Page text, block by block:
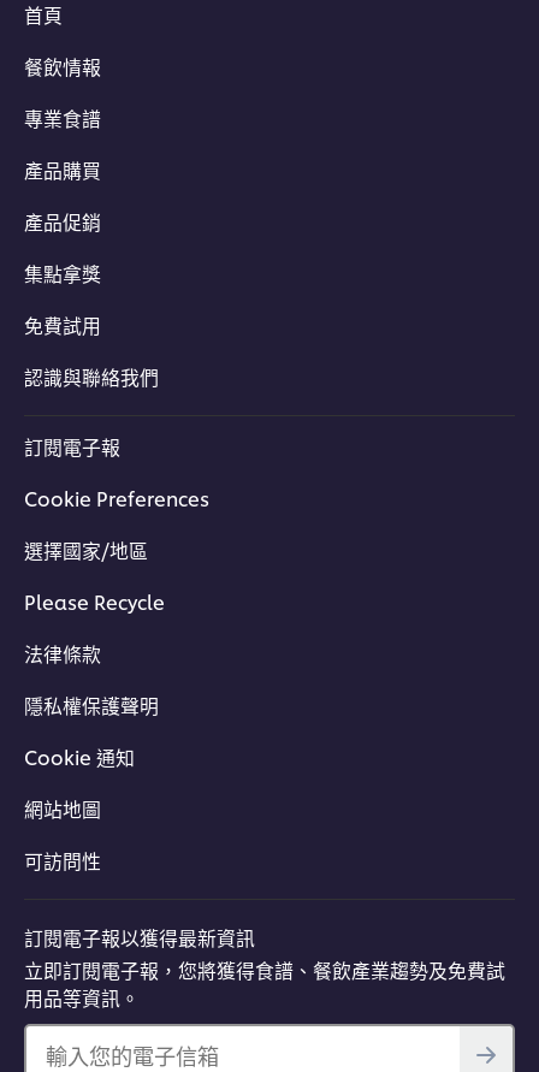
首頁
餐飲情報
專業食譜
產品購買
產品促銷
集點拿獎
免費試用
認識與聯絡我們
訂閱電子報
Cookie Preferences
選擇國家/地區
Please Recycle
法律條款
隱私權保護聲明
Cookie 通知
網站地圖
可訪問性
訂閱電子報以獲得最新資訊
立即訂閱電子報，您將獲得食譜、餐飲產業趨勢及免費試
用品等資訊。
輸入您的電子信箱